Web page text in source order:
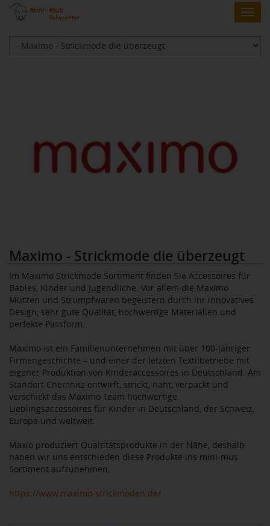
Skip
content
Maximo - Strickmode die überzeugt
Im Maximo Strickmode Sortiment finden Sie Accessoires für
Babies, Kinder und Jugendliche. Vor allem die Maximo
Mützen und Strumpfwaren begeistern durch ihr innovatives
Design, sehr gute Qualität, hochwertige Materialien und
perfekte Passform.
Maximo ist ein Familienunternehmen mit über 100-jähriger
Firmengeschichte – und einer der letzten Textilbetriebe mit
eigener Produktion von Kinderaccessoires in Deutschland. Am
Standort Chemnitz entwirft, strickt, näht, verpackt und
verschickt das Maximo Team hochwertige
Lieblingsaccessoires für Kinder in Deutschland, der Schweiz,
Europa und weltweit.
Maxio produziert Qualtitätsprodukte in der Nähe, deshalb
haben wir uns entschieden diese Produkte ins mini-mus
Sortiment aufzunehmen.
https://www.maximo-strickmoden.de/